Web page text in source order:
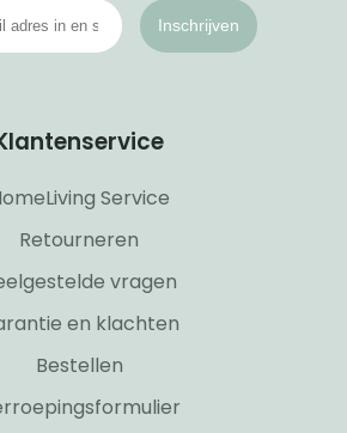
Inschrijven
Service
Retourneren
vragen
en klachten
Bestellen